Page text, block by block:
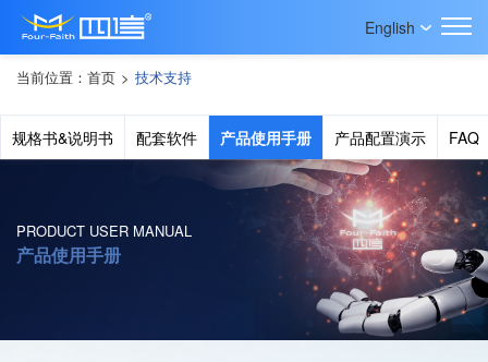
English
当前位置： 首页 > 技术支持
规格书&说明书 配套软件 产品使用手册 产品配置演示 FAQ
PRODUCT USER MANUAL
产品使用手册